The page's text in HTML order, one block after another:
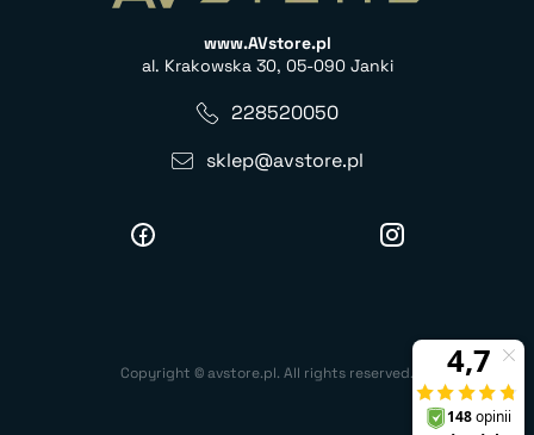
www.AVstore.pl
al. Krakowska 30, 05-090 Janki
228520050
sklep@avstore.pl
Copyright © avstore.pl. All rights reserved.